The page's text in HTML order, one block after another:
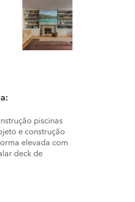
piscinas
e construção
elevada com
deck de